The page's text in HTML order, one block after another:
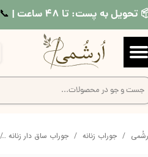
تحویل به پست: تا ۴۸ ساعت | 📞​​​​​​​
حساب کاربری من
تغییر گذر واژه
سفارشات
جوراب زنانه جوراب ساق دار زنانه